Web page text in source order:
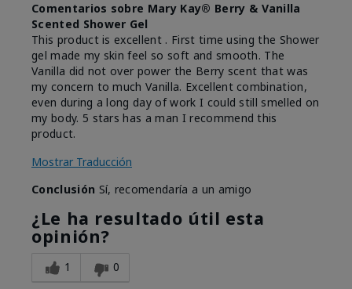
Comentarios sobre Mary Kay® Berry & Vanilla
Scented Shower Gel
This product is excellent . First time using the Shower
gel made my skin feel so soft and smooth. The
Vanilla did not over power the Berry scent that was
my concern to much Vanilla. Excellent combination,
even during a long day of work I could still smelled on
my body. 5 stars has a man I recommend this
product.
Mostrar Traducción
Conclusión Sí, recomendaría a un amigo
¿Le ha resultado útil esta
opinión?
1 0